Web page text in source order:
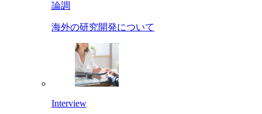
論調
海外の研究開発について
Interview